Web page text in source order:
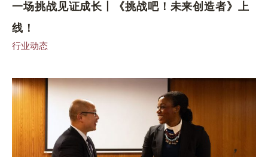
一场挑战见证成长丨《挑战吧！未来创造者》上
线！
行业动态